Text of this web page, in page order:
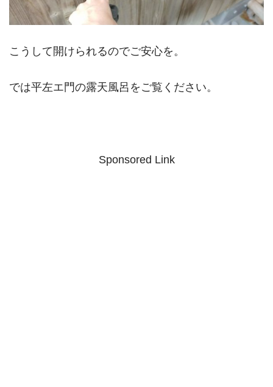
こうして開けられるのでご安心を。
では平左エ門の露天風呂をご覧ください。
Sponsored Link